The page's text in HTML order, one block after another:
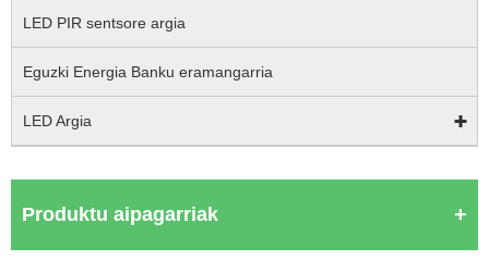
LED PIR sentsore argia
Eguzki Energia Banku eramangarria
LED Argia
Produktu aipagarriak